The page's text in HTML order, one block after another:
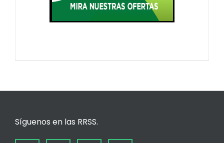
Síguenos en las RRSS.